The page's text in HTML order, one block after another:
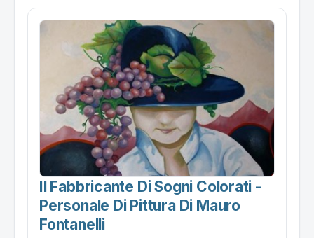
Il Fabbricante Di Sogni Colorati -
Personale Di Pittura Di Mauro
Fontanelli